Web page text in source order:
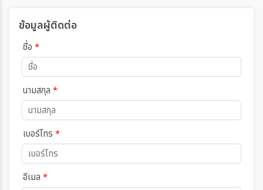
ข้อมูลผู้ติดต่อ
ชื่อ *
นามสกุล *
เบอร์โทร *
อีเมล *